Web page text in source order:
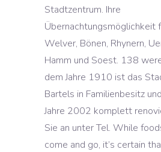
Stadtzentrum. Ihre
Übernachtungsmöglichkeit
Welver, Bönen, Rhynern,
Hamm und Soest. 138
dem Jahre 1910 ist das
Bartels in Familienbesitz
Jahre 2002 komplett
Sie an unter Tel. While
come and go, it’s certain